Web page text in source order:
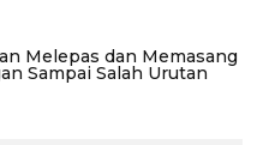
Melepas dan Memasang
Sampai Salah Urutan